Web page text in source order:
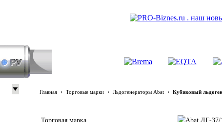
Главная › Торговые марки › Льдогенераторы Abat › Кубиковый
Торговая марка